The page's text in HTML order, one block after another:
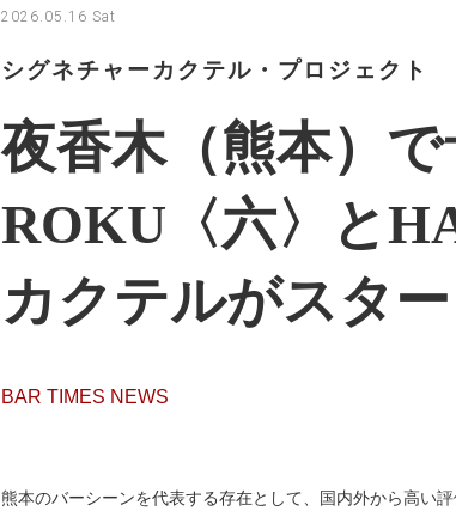
2026.05.16 Sat
シグネチャーカクテル・プロジェクト
夜香木（熊本）
ROKU〈六〉と
カクテルがスター
BAR TIMES NEWS
熊本のバーシーンを代表する存在として、国内外から高い